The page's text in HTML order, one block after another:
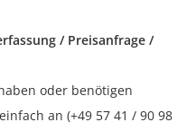
/ Preisanfrage /
oder benötigen
an (+49 57 41 / 90 98